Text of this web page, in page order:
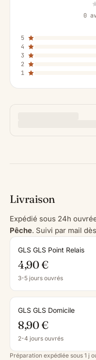
0
5
4
3
2
1
Livraison
Expédié sous 24h
Pêche. Suivi par mail
GLS GLS Point Relais
4,90 €
3-5 jours ouvrés
GLS GLS Domicile
8,90 €
2-4 jours ouvrés
Préparation expédiée sous 1 j